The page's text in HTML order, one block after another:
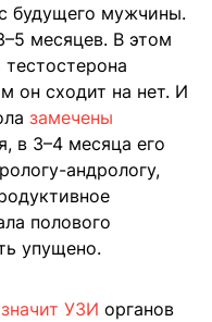
будущего мужчины.
месяцев. В этом
он сходит на нет. И
замечены
в 3–4 месяца его
андрологу,
полового
упущено.
УЗИ органов